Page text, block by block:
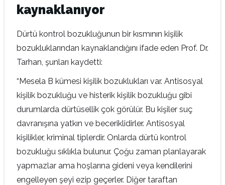
kaynaklanıyor
Dürtü kontrol bozukluğunun bir kısmının kişilik
bozukluklarından kaynaklandığını ifade eden Prof. Dr.
Tarhan, şunları kaydetti:
“Mesela B kümesi kişilik bozuklukları var. Antisosyal
kişilik bozukluğu ve histerik kişilik bozukluğu gibi
durumlarda dürtüsellik çok görülür. Bu kişiler suç
davranışına yatkın ve beceriklidirler. Antisosyal
kişilikler, kriminal tiplerdir. Onlarda dürtü kontrol
bozukluğu sıklıkla bulunur. Çoğu zaman planlayarak
yapmazlar ama hoşlarına gideni veya kendilerini
engelleyen şeyi ezip geçerler. Diğer taraftan